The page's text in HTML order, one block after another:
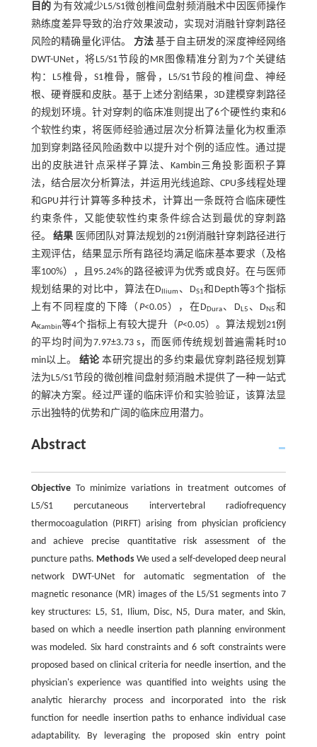
目的 为有效减少L5/S1微创椎间盘射频消融术中因医师操作
熟练度差异导致的治疗效果波动，实现对消融针穿刺路径
风险的精确量化评估。 方法 基于自主研发的深度神经网络
DWT-UNet，将L5/S1节段的MR图像精准分割为7个关键结
构：L5椎骨，S1椎骨，髂骨，L5/S1节段的椎间盘、神经
根、硬脊膜和皮肤。基于上述分割结果，3D建模穿刺路径
的规划环境。针对穿刺的临床准则提出了6个硬性约束和6
个软性约束，将医师经验通过层次分析算法量化为权重添
加到穿刺路径风险函数中以提升对个例的适应性。通过提
出的皮肤进针点采样子算法、Kambin三角投影面积子算
法，结合层次分析算法，并运用光线追踪、CPU多线程处理
和GPU并行计算等多种技术，计算出一条既符合临床硬性
约束条件，又能使软性约束条件综合达到最优的穿刺路
径。结果 医师团队对算法规划的21例消融针穿刺路径进行
主观评估，结果显示所有路径均满足临床基本要求（及格
率100%），且95.24%的路径被评为优秀或良好。在与医师
规划结果的对比中，算法在D Ilium 、DS1和Depth等3个指标
上有不同程度的下降（ P<0.05），在DDura、DL5 、DN5和
AKambin等4个指标上有较大提升（P<0.05）。算法规划21例
的平均时间为7.97±3.73 s，而医师传统规划普遍需耗时10
min以上。 结论本研究提出的多约束最优穿刺路径规划算
法为L5/S1节段的微创椎间盘射频消融术提供了一种一站式
的解决方案。经过严谨的临床评价和实验验证，该算法显
示出独特的优势和广阔的临床应用潜力。
Abstract
ObjectiveTo minimize variations in treatment outcomes of
L5/S1 percutaneous intervertebral radiofrequency
thermocoagulation (PIRFT) arising from physician proficiency
and achieve precise quantitative risk assessment of the
puncture paths. MethodsWe used a self-developed deep neural
network DWT-UNet for automatic segmentation of the
magnetic resonance (MR) images of the L5/S1 segments into 7
key structures: L5, S1, Ilium, Disc, N5, Dura mater, and Skin,
based on which a needle insertion path planning environment
was modeled. Six hard constraints and 6 soft constraints were
proposed based on clinical criteria for needle insertion, and the
physician's experience was quantified into weights using the
analytic hierarchy process and incorporated into the risk
function for needle insertion paths to enhance individual case
adaptability. By leveraging the proposed skin entry point